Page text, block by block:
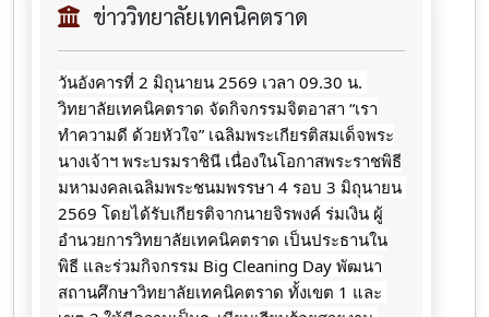
ข่าววิทยาลัยเทคนิคตราด
วันอังคารที่ 2 มิถุนายน 2569 เวลา 09.30 น.
วิทยาลัยเทคนิคตราด จัดกิจกรรมจิตอาสา “เรา
ทำความดี ด้วยหัวใจ” เฉลิมพระเกียรติสมเด็จพระ
นางเจ้าฯ พระบรมราชินี เนื่องในโอกาสพระราชพิธี
มหามงคลเฉลิมพระชนมพรรษา 4 รอบ 3 มิถุนายน
2569 โดยได้รับเกียรติจากนายจิรพงค์ ร่มเงิน ผู้
อำนวยการวิทยาลัยเทคนิคตราด เป็นประธานใน
พิธี และร่วมกิจกรรม Big Cleaning Day พัฒนา
สถานศึกษาวิทยาลัยเทคนิคตราด ทั้งเขต 1 และ